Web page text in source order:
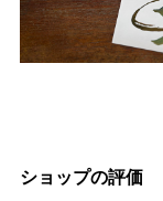
ショップの評価